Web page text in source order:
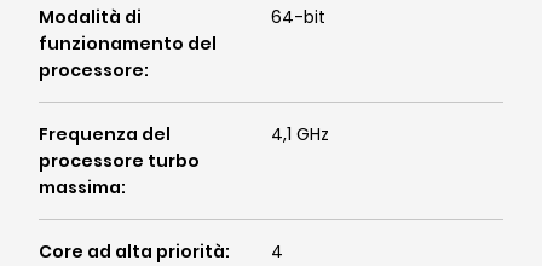
Modalità di
funzionamento del
processore:
64-bit
Frequenza del
processore turbo
massima:
4,1 GHz
Core ad alta priorità: 4